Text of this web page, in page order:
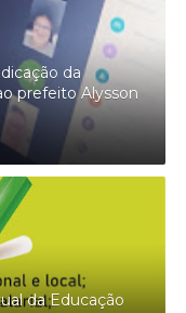
da
prefeito Alysson
da Educação